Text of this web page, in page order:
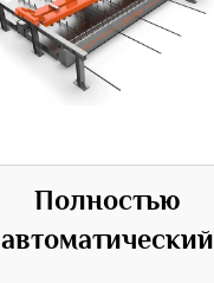
Полностью
автоматический